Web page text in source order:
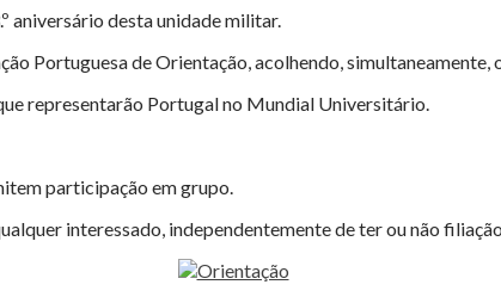
aniversário desta unidade militar.
Portuguesa de Orientação, acolhendo,
representarão Portugal no Mundial Universitário.
participação em grupo.
interessado, independentemente de ter ou não